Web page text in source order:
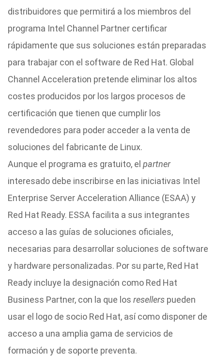
distribuidores que permitirá a los miembros del
programa Intel Channel Partner certificar
rápidamente que sus soluciones están preparadas
para trabajar con el software de Red Hat. Global
Channel Acceleration pretende eliminar los altos
costes producidos por los largos procesos de
certificación que tienen que cumplir los
revendedores para poder acceder a la venta de
soluciones del fabricante de Linux.
Aunque el programa es gratuito, el partner
interesado debe inscribirse en las iniciativas Intel
Enterprise Server Acceleration Alliance (ESAA) y
Red Hat Ready. ESSA facilita a sus integrantes
acceso a las guías de soluciones oficiales,
necesarias para desarrollar soluciones de software
y hardware personalizadas. Por su parte, Red Hat
Ready incluye la designación como Red Hat
Business Partner, con la que los resellerspueden
usar el logo de socio Red Hat, así como disponer de
acceso a una amplia gama de servicios de
formación y de soporte preventa.